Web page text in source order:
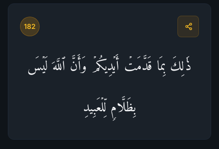
182
ذَ ٰ⁠لِكَ بِمَا قَدَّمَتۡ أَیۡدِیكُمۡ وَأَنَّ ٱللَّهَ لَیۡسَ
بِظَلَّامࣲ لِّلۡعَبِیدِ